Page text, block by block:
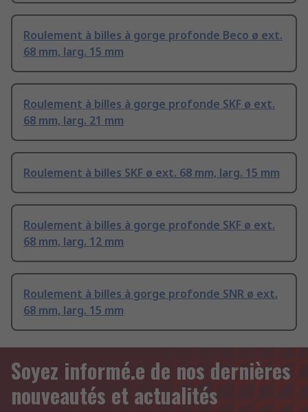
Roulement à billes à gorge profonde Beco ø ext.
68 mm, larg. 15 mm
Roulement à billes à gorge profonde SKF ø ext.
68 mm, larg. 21 mm
Roulement à billes SKF ø ext. 68 mm, larg. 15 mm
Roulement à billes à gorge profonde SKF ø ext.
68 mm, larg. 12 mm
Roulement à billes à gorge profonde SNR ø ext.
68 mm, larg. 15 mm
Soyez informé.e de nos dernières
nouveautés et actualités